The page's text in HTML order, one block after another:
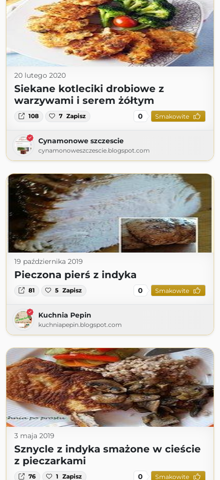
20 lutego 2020
Siekane kotleciki drobiowe z
warzywami i serem żółtym
108 7 Zapisz 0 Smakowite
Cynamonowe szczescie
cynamonoweszczescie.blogspot.com
19 października 2019
Pieczona pierś z indyka
81 5 Zapisz 0 Smakowite
Kuchnia Pepin
kuchniapepin.blogspot.com
3 maja 2019
Sznycle z indyka smażone w cieście
z pieczarkami
76 1 Zapisz 0 Smakowite